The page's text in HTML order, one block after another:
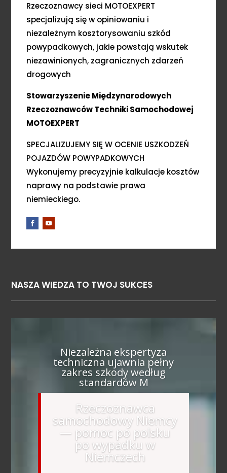
Rzeczoznawcy sieci MOTOEXPERT
specjalizują się w opiniowaniu i
niezależnym kosztorysowaniu szkód
powypadkowych, jakie powstają wskutek
niezawinionych, zagranicznych zdarzeń
drogowych
Stowarzyszenie Międzynarodowych
Rzeczoznawców Techniki Samochodowej
MOTOEXPERT
SPECJALIZUJEMY SIĘ W OCENIE USZKODZEŃ
POJAZDÓW POWYPADKOWYCH
Wykonujemy precyzyjnie kalkulacje kosztów
naprawy na podstawie prawa
niemieckiego.
NASZA WIEDZA TO TWOJ SUKCES
Niezależna ekspertyza
techniczna ujawnia pełny
zakres szkody według
standardów M
Rzeczoznawca
samochodowy Niemcy
— pomoc po polsku
po wypadku w
Niemczech